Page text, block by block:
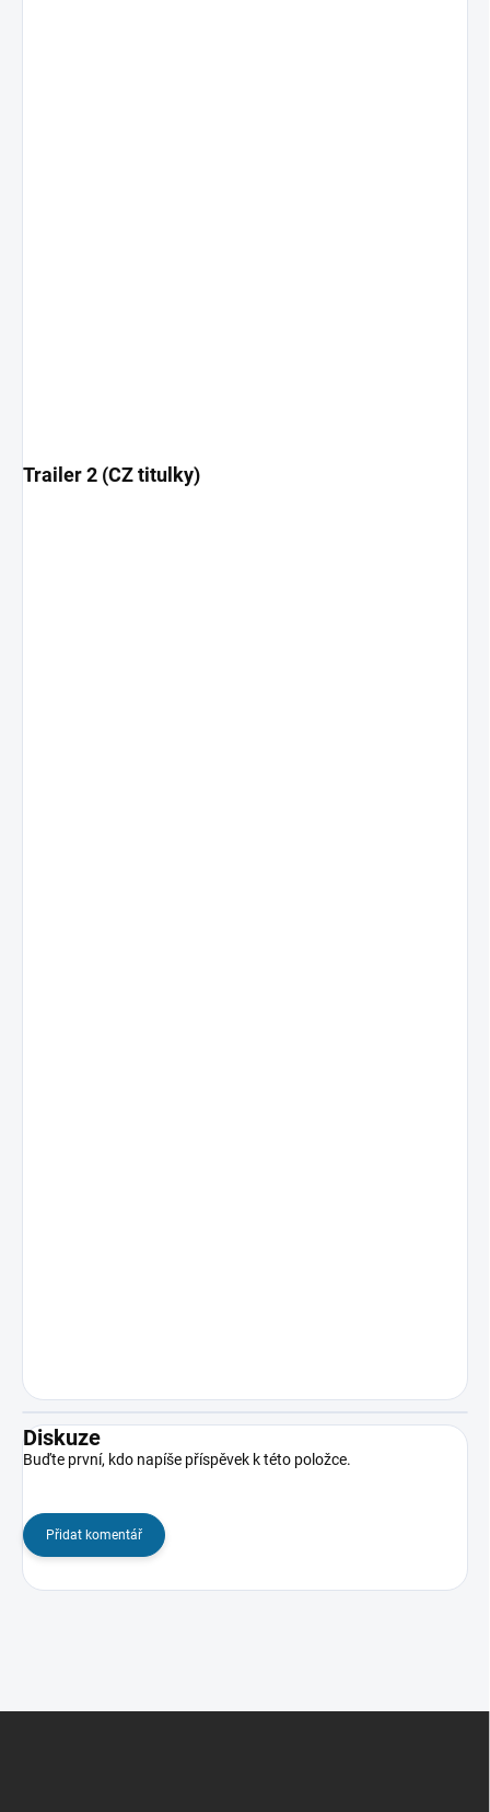
Trailer 2 (CZ titulky)
Diskuze
Buďte první, kdo napíše příspěvek k této položce.
Přidat komentář